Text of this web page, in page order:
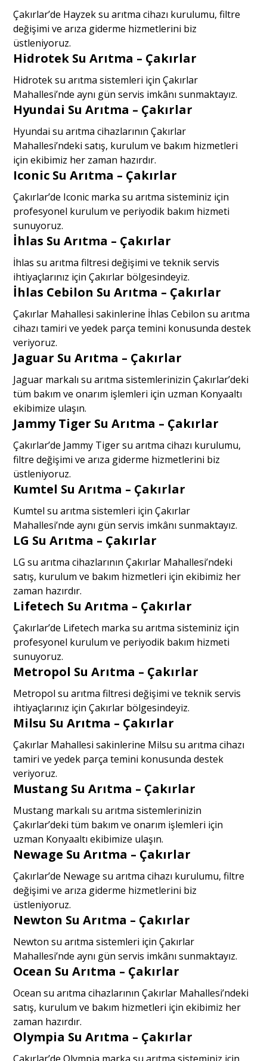
Çakırlar’de Hayzek su arıtma cihazı kurulumu, filtre
değişimi ve arıza giderme hizmetlerini biz
üstleniyoruz.
Hidrotek Su Arıtma – Çakırlar
Hidrotek su arıtma sistemleri için Çakırlar
Mahallesi’nde aynı gün servis imkânı sunmaktayız.
Hyundai Su Arıtma – Çakırlar
Hyundai su arıtma cihazlarının Çakırlar
Mahallesi’ndeki satış, kurulum ve bakım hizmetleri
için ekibimiz her zaman hazırdır.
Iconic Su Arıtma – Çakırlar
Çakırlar’de Iconic marka su arıtma sisteminiz için
profesyonel kurulum ve periyodik bakım hizmeti
sunuyoruz.
İhlas Su Arıtma – Çakırlar
İhlas su arıtma filtresi değişimi ve teknik servis
ihtiyaçlarınız için Çakırlar bölgesindeyiz.
İhlas Cebilon Su Arıtma – Çakırlar
Çakırlar Mahallesi sakinlerine İhlas Cebilon su arıtma
cihazı tamiri ve yedek parça temini konusunda destek
veriyoruz.
Jaguar Su Arıtma – Çakırlar
Jaguar markalı su arıtma sistemlerinizin Çakırlar’deki
tüm bakım ve onarım işlemleri için uzman Konyaaltı
ekibimize ulaşın.
Jammy Tiger Su Arıtma – Çakırlar
Çakırlar’de Jammy Tiger su arıtma cihazı kurulumu,
filtre değişimi ve arıza giderme hizmetlerini biz
üstleniyoruz.
Kumtel Su Arıtma – Çakırlar
Kumtel su arıtma sistemleri için Çakırlar
Mahallesi’nde aynı gün servis imkânı sunmaktayız.
LG Su Arıtma – Çakırlar
LG su arıtma cihazlarının Çakırlar Mahallesi’ndeki
satış, kurulum ve bakım hizmetleri için ekibimiz her
zaman hazırdır.
Lifetech Su Arıtma – Çakırlar
Çakırlar’de Lifetech marka su arıtma sisteminiz için
profesyonel kurulum ve periyodik bakım hizmeti
sunuyoruz.
Metropol Su Arıtma – Çakırlar
Metropol su arıtma filtresi değişimi ve teknik servis
ihtiyaçlarınız için Çakırlar bölgesindeyiz.
Milsu Su Arıtma – Çakırlar
Çakırlar Mahallesi sakinlerine Milsu su arıtma cihazı
tamiri ve yedek parça temini konusunda destek
veriyoruz.
Mustang Su Arıtma – Çakırlar
Mustang markalı su arıtma sistemlerinizin
Çakırlar’deki tüm bakım ve onarım işlemleri için
uzman Konyaaltı ekibimize ulaşın.
Newage Su Arıtma – Çakırlar
Çakırlar’de Newage su arıtma cihazı kurulumu, filtre
değişimi ve arıza giderme hizmetlerini biz
üstleniyoruz.
Newton Su Arıtma – Çakırlar
Newton su arıtma sistemleri için Çakırlar
Mahallesi’nde aynı gün servis imkânı sunmaktayız.
Ocean Su Arıtma – Çakırlar
Ocean su arıtma cihazlarının Çakırlar Mahallesi’ndeki
satış, kurulum ve bakım hizmetleri için ekibimiz her
zaman hazırdır.
Olympia Su Arıtma – Çakırlar